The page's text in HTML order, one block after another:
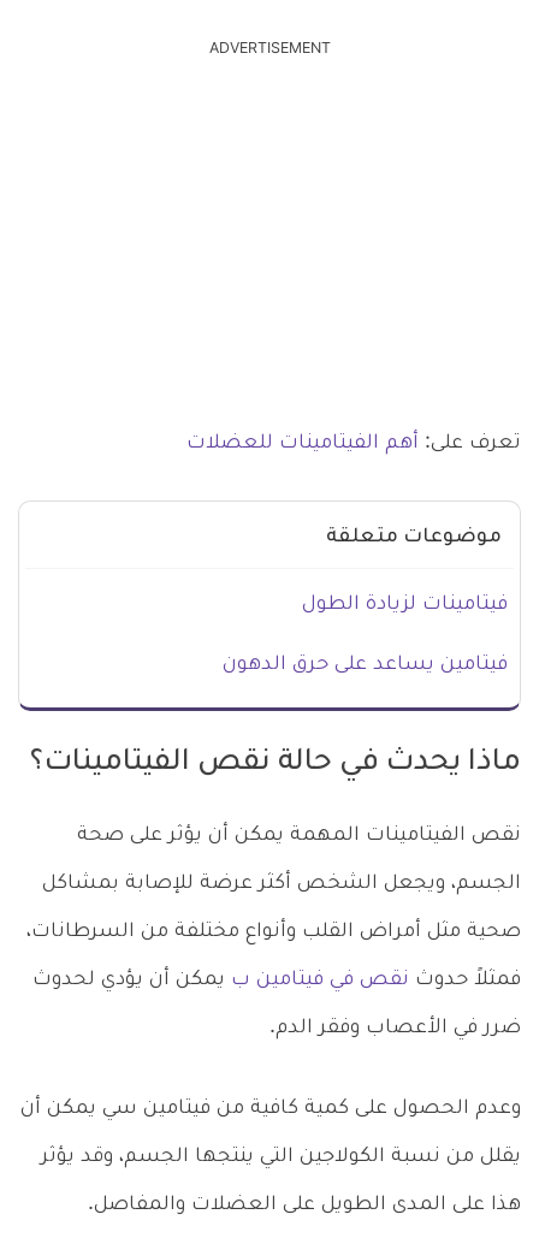
ADVERTISEMENT
تعرف على: أهم الفيتامينات للعضلات
موضوعات متعلقة
فيتامينات لزيادة الطول
فيتامين يساعد على حرق الدهون
ماذا يحدث في حالة نقص الفيتامينات؟
نقص الفيتامينات المهمة يمكن أن يؤثر على صحة
الجسم، ويجعل الشخص أكثر عرضة للإصابة بمشاكل
صحية مثل أمراض القلب وأنواع مختلفة من السرطانات،
فمثلاً حدوث نقص في فيتامين ب يمكن أن يؤدي لحدوث
ضرر في الأعصاب وفقر الدم.
وعدم الحصول على كمية كافية من فيتامين سي يمكن أن
يقلل من نسبة الكولاجين التي ينتجها الجسم، وقد يؤثر
هذا على المدى الطويل على العضلات والمفاصل.